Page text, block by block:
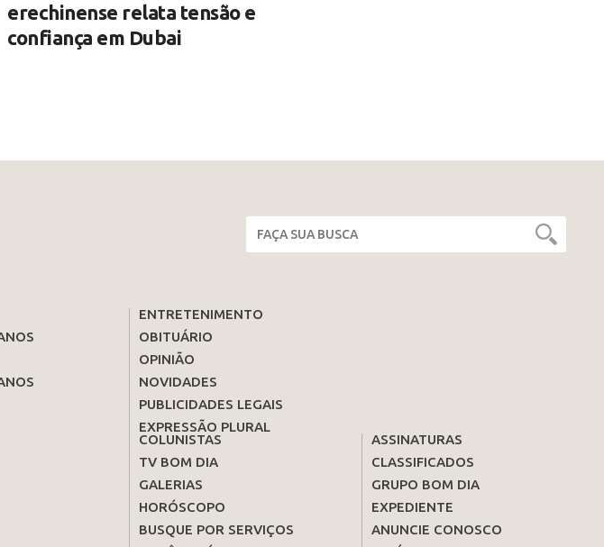
erechinense relata tensão e
confiança em Dubai
ENTRETENIMENTO
OBITUÁRIO
OPINIÃO
NOVIDADES
PUBLICIDADES LEGAIS
EXPRESSÃO PLURAL
COLUNISTAS
TV BOM DIA
GALERIAS
HORÓSCOPO
BUSQUE POR SERVIÇOS
ASSINATURAS
CLASSIFICADOS
GRUPO BOM DIA
EXPEDIENTE
ANUNCIE CONOSCO